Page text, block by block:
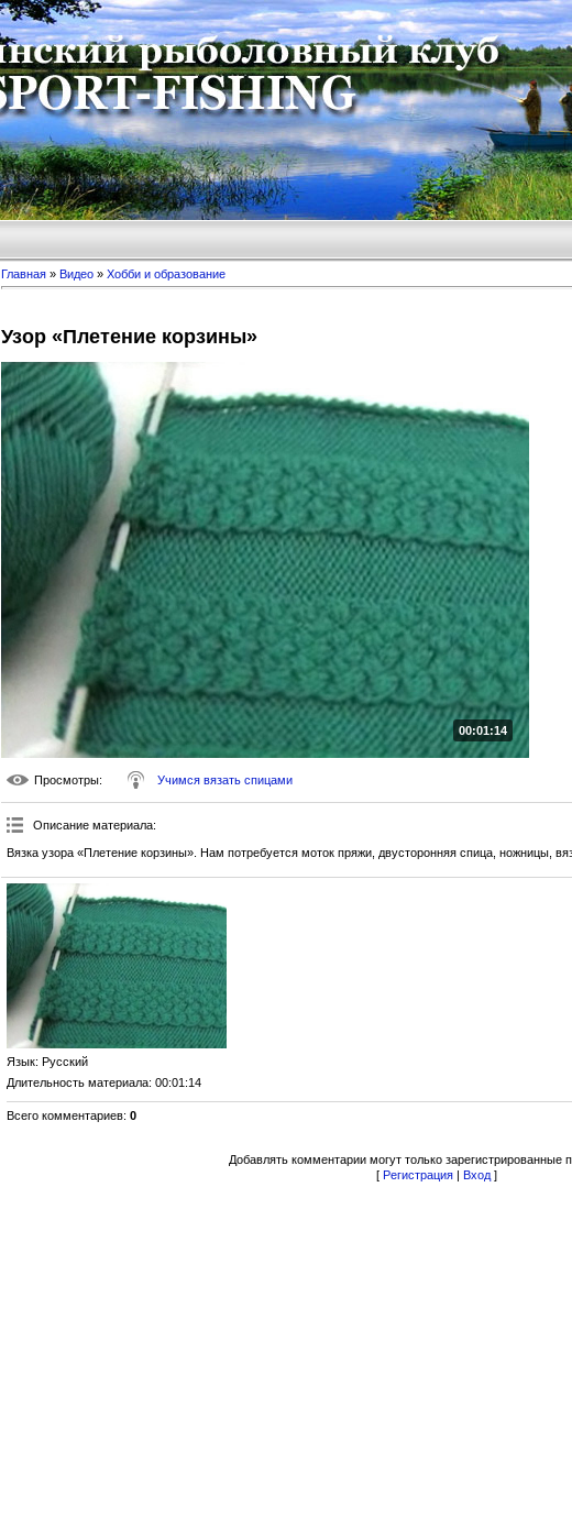
Главная » Видео » Хобби и образование
Узор «Плетение корзины»
00:01:14
Просмотры: Учимся вязать спицами
Описание материала:
Вязка узора «Плетение корзины». Нам потребуется моток пряжи, двусторонняя спица, ножницы,
Язык: Русский
Длительность материала: 00:01:14
Всего комментариев: 0
Добавлять комментарии могут только зарегистрированные
[ Регистрация | Вход ]